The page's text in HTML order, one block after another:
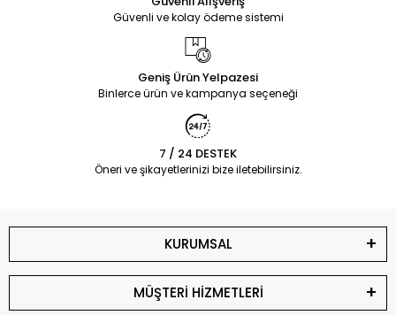
Güvenli ve kolay ödeme sistemi
Geniş Ürün Yelpazesi
Binlerce ürün ve kampanya seçeneği
7 / 24 DESTEK
Öneri ve şikayetlerinizi bize iletebilirsiniz.
KURUMSAL
MÜŞTERİ HİZMETLERİ